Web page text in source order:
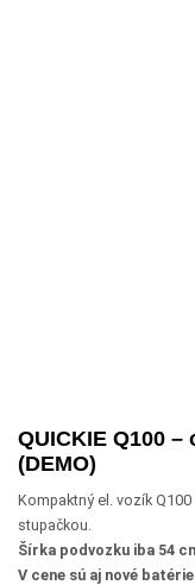
QUICKIE Q100
(DEMO)
Kompaktný el. vozík
stupačkou.
Šírka podvozku iba 54
V cene sú aj nové